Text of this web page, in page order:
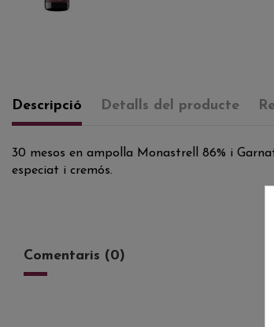
Descripció Detalls del producte
30 mesos en ampolla Monastrell 86% i
especiat i cremós.
Comentaris (0)